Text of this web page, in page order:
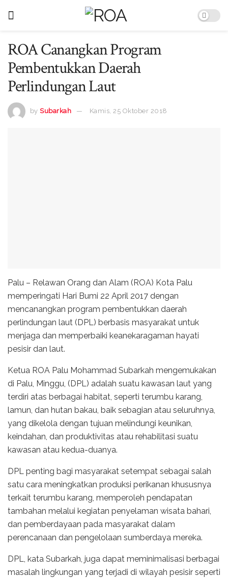
ROA Canangkan Program
Pembentukkan Daerah
Perlindungan Laut
by Subarkah Kamis, 25 Oktober 2018
Palu – Relawan Orang dan Alam (ROA) Kota Palu
memperingati Hari Bumi 22 April 2017 dengan
mencanangkan program pembentukkan daerah
perlindungan laut (DPL) berbasis masyarakat untuk
menjaga dan memperbaiki keanekaragaman hayati
pesisir dan laut.
Ketua ROA Palu Mohammad Subarkah mengemukakan
di Palu, Minggu, (DPL) adalah suatu kawasan laut yang
terdiri atas berbagai habitat, seperti terumbu karang,
lamun, dan hutan bakau, baik sebagian atau seluruhnya,
yang dikelola dengan tujuan melindungi keunikan,
keindahan, dan produktivitas atau rehabilitasi suatu
kawasan atau kedua-duanya.
DPL penting bagi masyarakat setempat sebagai salah
satu cara meningkatkan produksi perikanan khususnya
terkait terumbu karang, memperoleh pendapatan
tambahan melalui kegiatan penyelaman wisata bahari,
dan pemberdayaan pada masyarakat dalam
perencanaan dan pengelolaan sumberdaya mereka.
DPL, kata Subarkah, juga dapat meminimalisasi berbagai
masalah lingkungan yang terjadi di wilayah pesisir seperti